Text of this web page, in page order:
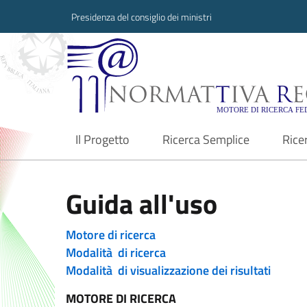
Presidenza del consiglio dei ministri
Normattiva
Il Progetto
current Ricerca Semplice
Guida all'uso
Motore di ricerca
Modalità di ricerca
Modalità di visualizzazione dei risultati
MOTORE DI RICERCA